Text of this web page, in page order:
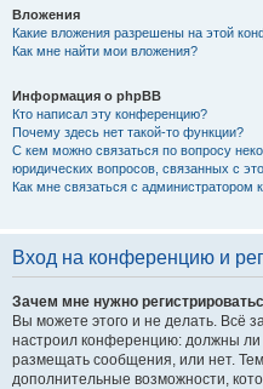
Вложения
Какие вложения разрешены на этой
Как мне найти мои вложения?
Информация о phpBB
Кто написал эту конференцию?
Почему здесь нет такой-то функции?
С кем можно связаться по вопросу
юридических вопросов, связанных с
Как мне связаться с администратором
Вход на конференцию и
Зачем мне нужно
Вы можете этого и не делать. Всё
настроил конференцию: должны ли
размещать сообщения, или нет.
дополнительные возможности,